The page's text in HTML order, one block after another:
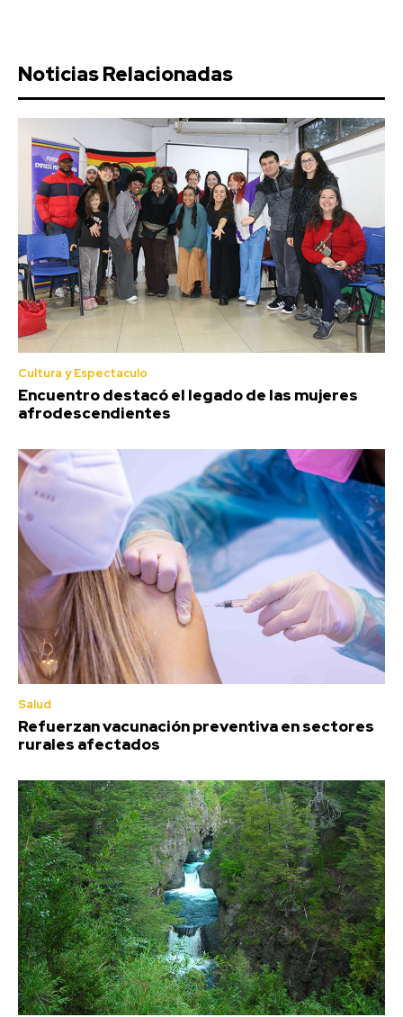
Noticias Relacionadas
Cultura y Espectaculo
Encuentro destacó el legado de las mujeres
afrodescendientes
Salud
Refuerzan vacunación preventiva en sectores
rurales afectados